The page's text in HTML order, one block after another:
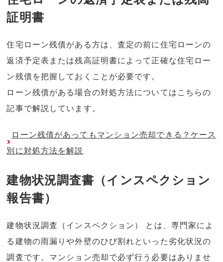
証明書
住宅ローン残債がある方は、査定の前に住宅ローンの
返済予定表または残高証明書によって正確な住宅ロー
ン残債を把握しておくことが必要です。
ローン残債がある場合の対処方法についてはこちらの
記事で解説しています。
ローン残債があってもマンション売却できる？ケース
別に対処方法を解説
建物状況調査書（インスペクション
報告書）
建物状況調査（インスペクション） とは、専門家によ
る建物の雨漏りや外壁のひび割れといった劣化状況の
調査です。マンション売却で必ず行う必要はありませ